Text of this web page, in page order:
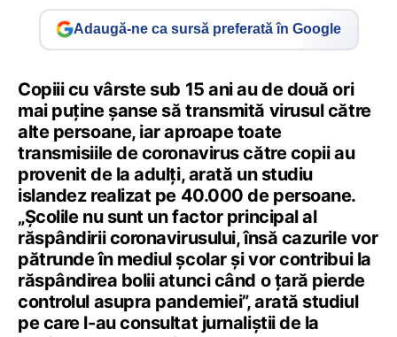
Adaugă-ne ca sursă preferată în Google
Copiii cu vârste sub 15 ani au de două ori
mai puține șanse să transmită virusul către
alte persoane, iar aproape toate
transmisiile de coronavirus către copii au
provenit de la adulți, arată un studiu
islandez realizat pe 40.000 de persoane.
„Școlile nu sunt un factor principal al
răspândirii coronavirusului, însă cazurile vor
pătrunde în mediul școlar și vor contribui la
răspândirea bolii atunci când o țară pierde
controlul asupra pandemiei”, arată studiul
pe care l-au consultat jurnaliștii de la